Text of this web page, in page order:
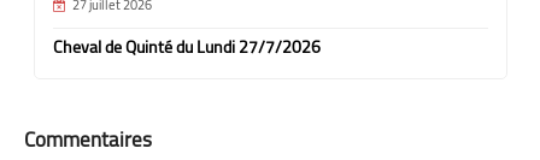
Cheval de Quinté du Lundi 27/7/2026
Commentaires